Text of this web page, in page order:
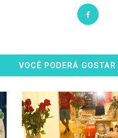
VOCÊ PODERÁ